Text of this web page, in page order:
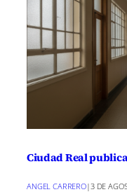
Ciudad Real
ANGEL CARRERO|3 DE